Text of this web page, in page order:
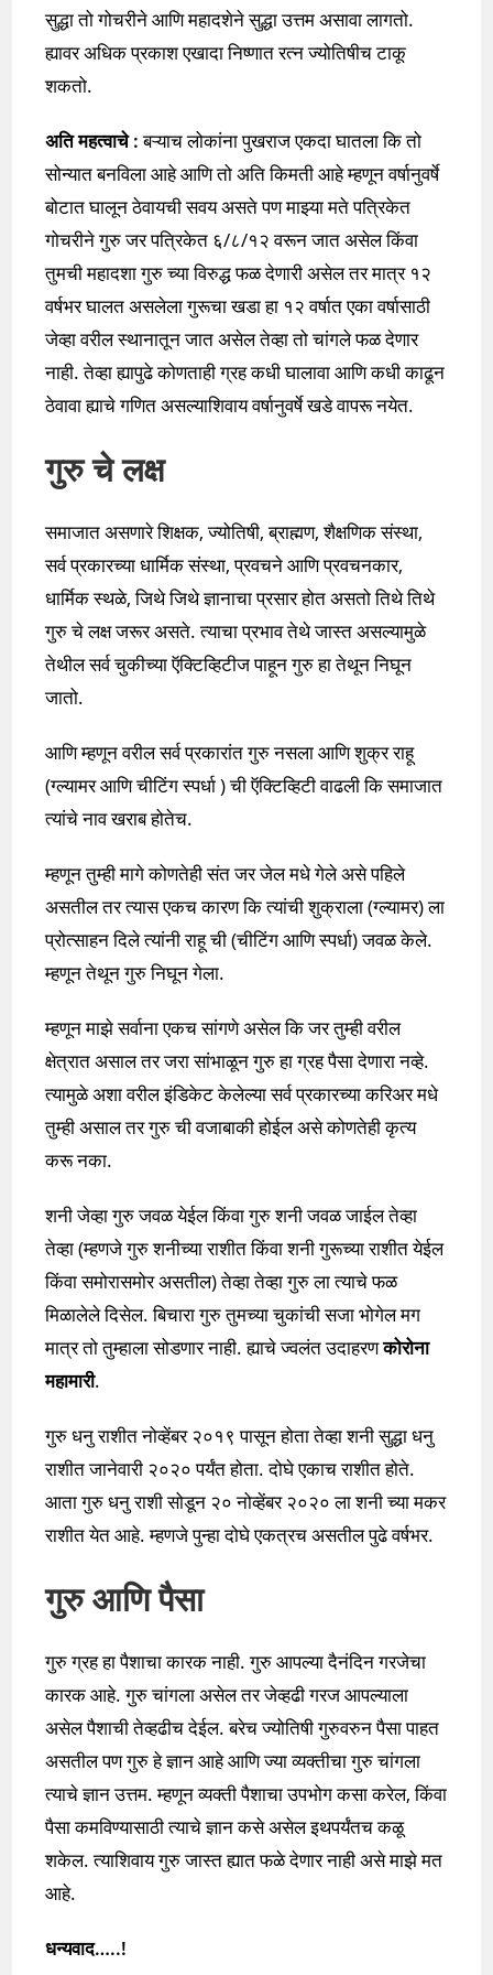
सुद्धा तो गोचरीने आणि महादशेने सुद्धा उत्तम असावा लागतो.
ह्यावर अधिक प्रकाश एखादा निष्णात रत्न ज्योतिषीच टाकू
शकतो.
अति महत्वाचे :बऱ्याच लोकांना पुखराज एकदा घातला कि तो
सोन्यात बनविला आहे आणि तो अति किमती आहे म्हणून वर्षानुवर्षे
बोटात घालून ठेवायची सवय असते पण माझ्या मते पत्रिकेत
गोचरीने गुरु जर पत्रिकेत ६/८/१२ वरून जात असेल किंवा
तुमची महादशा गुरु च्या विरुद्ध फळ देणारी असेल तर मात्र १२
वर्षभर घालत असलेला गुरूचा खडा हा १२ वर्षात एका वर्षासाठी
जेव्हा वरील स्थानातून जात असेल तेव्हा तो चांगले फळ देणार
नाही. तेव्हा ह्यापुढे कोणताही ग्रह कधी घालावा आणि कधी काढून
ठेवावा ह्याचे गणित असल्याशिवाय वर्षानुवर्षे खडे वापरू नयेत.
गुरु चे लक्ष
समाजात असणारे शिक्षक, ज्योतिषी, ब्राह्मण, शैक्षणिक संस्था,
सर्व प्रकारच्या धार्मिक संस्था, प्रवचने आणि प्रवचनकार,
धार्मिक स्थळे, जिथे जिथे ज्ञानाचा प्रसार होत असतो तिथे तिथे
गुरु चे लक्ष जरूर असते. त्याचा प्रभाव तेथे जास्त असल्यामुळे
तेथील सर्व चुकीच्या ऍक्टिव्हिटीज पाहून गुरु हा तेथून निघून
जातो.
आणि म्हणून वरील सर्व प्रकारांत गुरु नसला आणि शुक्र राहू
(ग्ल्यामर आणि चीटिंग स्पर्धा ) ची ऍक्टिव्हिटी वाढली कि समाजात
त्यांचे नाव खराब होतेच.
म्हणून तुम्ही मागे कोणतेही संत जर जेल मधे गेले असे पहिले
असतील तर त्यास एकच कारण कि त्यांची शुक्राला (ग्ल्यामर) ला
प्रोत्साहन दिले त्यांनी राहू ची (चीटिंग आणि स्पर्धा) जवळ केले.
म्हणून तेथून गुरु निघून गेला.
म्हणून माझे सर्वाना एकच सांगणे असेल कि जर तुम्ही वरील
क्षेत्रात असाल तर जरा सांभाळून गुरु हा ग्रह पैसा देणारा नव्हे.
त्यामुळे अशा वरील इंडिकेट केलेल्या सर्व प्रकारच्या करिअर मधे
तुम्ही असाल तर गुरु ची वजाबाकी होईल असे कोणतेही कृत्य
करू नका.
शनी जेव्हा गुरु जवळ येईल किंवा गुरु शनी जवळ जाईल तेव्हा
तेव्हा (म्हणजे गुरु शनीच्या राशीत किंवा शनी गुरूच्या राशीत येईल
किंवा समोरासमोर असतील) तेव्हा तेव्हा गुरु ला त्याचे फळ
मिळालेले दिसेल. बिचारा गुरु तुमच्या चुकांची सजा भोगेल मग
मात्र तो तुम्हाला सोडणार नाही. ह्याचे ज्वलंत उदाहरणकोरोना
महामारी.
गुरु धनु राशीत नोव्हेंबर २०१९ पासून होता तेव्हा शनी सुद्धा धनु
राशीत जानेवारी २०२० पर्यंत होता. दोघे एकाच राशीत होते.
आता गुरु धनु राशी सोडून २० नोव्हेंबर २०२० ला शनी च्या मकर
राशीत येत आहे. म्हणजे पुन्हा दोघे एकत्रच असतील पुढे वर्षभर.
गुरु आणि पैसा
गुरु ग्रह हा पैशाचा कारक नाही. गुरु आपल्या दैनंदिन गरजेचा
कारक आहे. गुरु चांगला असेल तर जेव्हढी गरज आपल्याला
असेल पैशाची तेव्हढीच देईल. बरेच ज्योतिषी गुरुवरुन पैसा पाहत
असतील पण गुरु हे ज्ञान आहे आणि ज्या व्यक्तीचा गुरु चांगला
त्याचे ज्ञान उत्तम. म्हणून व्यक्ती पैशाचा उपभोग कसा करेल, किंवा
पैसा कमविण्यासाठी त्याचे ज्ञान कसे असेल इथपर्यंतच कळू
शकेल. त्याशिवाय गुरु जास्त ह्यात फळे देणार नाही असे माझे मत
आहे.
धन्यवाद…..!